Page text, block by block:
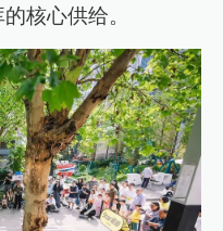
核心供给。